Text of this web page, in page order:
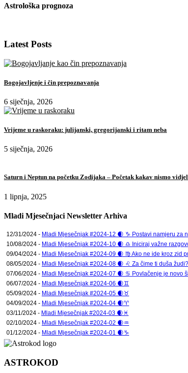
Astrološka prognoza
Latest Posts
Bogojavljenje i čin prepoznavanja
6 siječnja, 2026
Vrijeme u raskoraku: julijanski, gregorijanski i ritam neba
5 siječnja, 2026
Saturn i Neptun na početku Zodijaka – Početak kakav nismo
1 lipnja, 2025
Mladi Mjesečnjaci Newsletter Arhiva
12/31/2024 - Mladi Mjesečnjak #2024-12 🌒 ♑ Postavi namjeru za
10/08/2024 - Mladi Mjesečnjak #2024-10 🌒 ♎ Iniciraj važne
09/04/2024 - Mladi Mjesečnjak #2024-09 🌒 ♍ Ako ne ide kroz zid
08/05/2024 - Mladi Mjesečnjak #2024-08 🌒 ♌ Za čime ti duša žudi?
07/06/2024 - Mladi Mjesečnjak #2024-07 🌒 ♋ Povlačenje je novo
06/07/2024 - Mladi Mjesečnjak #2024-06 🌒♊
05/09/2024 - Mladi Mjesečnjak #2024-05 🌒♉
04/09/2024 - Mladi Mjesečnjak #2024-04 🌒♈
03/11/2024 - Mladi Mjesečnjak #2024-03 🌒♓
02/10/2024 - Mladi Mjesečnjak #2024-02 🌒♒
01/12/2024 - Mladi Mjesečnjak #2024-01 🌒♑
ASTROKOD